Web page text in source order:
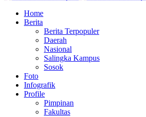
Home
Berita
Berita Terpopuler
Daerah
Nasional
Salingka Kampus
Sosok
Foto
Infografik
Profile
Pimpinan
Fakultas